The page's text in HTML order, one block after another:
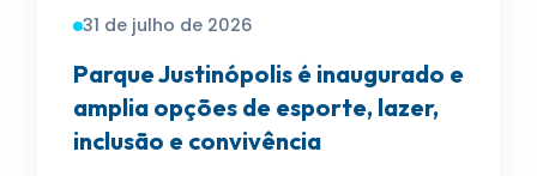
31 de julho de 2026
Parque Justinópolis é inaugurado e
amplia opções de esporte, lazer,
inclusão e convivência